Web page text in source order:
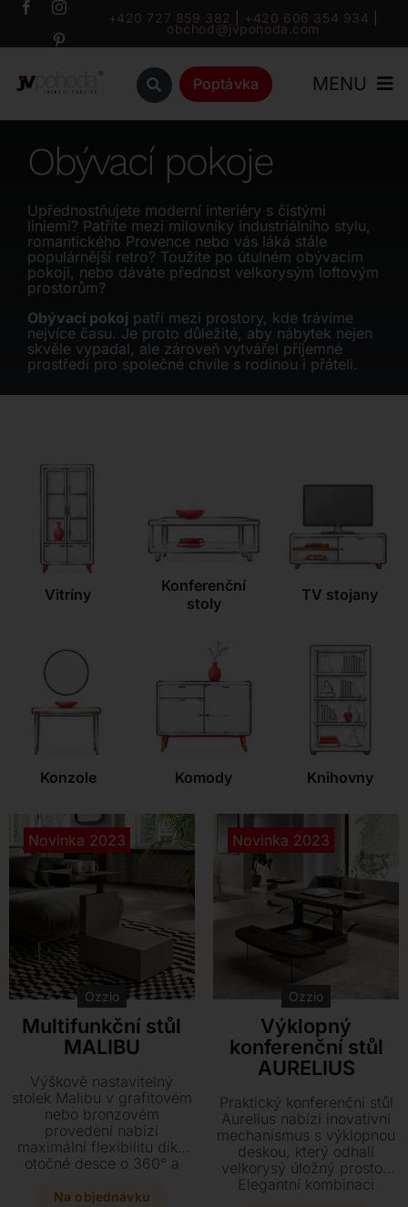
Přeskočit
+420 727 859 382 +420 606 354 934
obchod@jvpohoda.com
Poptávka MENU
Úvod
Katalog
Značky
Outlet
Obývací pokoje
Upřednostňujete moderní interiéry s čistými
liniemi? Patříte mezi milovníky industriálního stylu,
romantického Provence nebo vás láká stále
populárnější retro? Toužíte po útulném obývacím
pokoji, nebo dáváte přednost velkorysým loftovým
prostorům?
Obývací pokoj patří mezi prostory, kde trávíme
nejvíce času. Je proto důležité, aby nábytek nejen
skvěle vypadal, ale zároveň vytvářel příjemné
prostředí pro společné chvíle s rodinou i přáteli.
Vitríny
Konferenční
stoly
TV stojany
Konzole Komody Knihovny
Novinka 2023
Ozzio
Multifunkční stůl
MALIBU
Výškově nastavitelný
stolek Malibu v grafitovém
nebo bronzovém
provedení nabízí
maximální flexibilitu díky
otočné desce o 360° a
víceúčelový designový
Na objednávku
Novinka 2023
Ozzio
Výklopný
konferenční stůl
AURELIUS
Praktický konferenční stůl
Aurelius nabízí inovativní
mechanismus s výklopnou
deskou, který odhalí
velkorysý úložný prostor.
Elegantní kombinaci